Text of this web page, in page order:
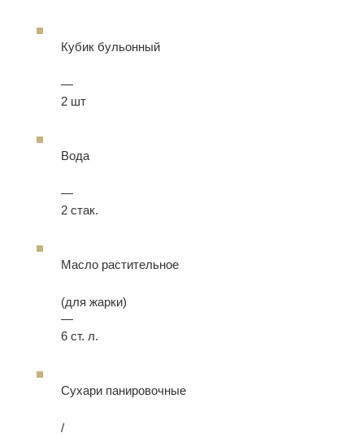
Кубик бульонный
—
2 шт
Вода
—
2 стак.
Масло растительное
(для жарки)
—
6 ст. л.
Сухари панировочные
/